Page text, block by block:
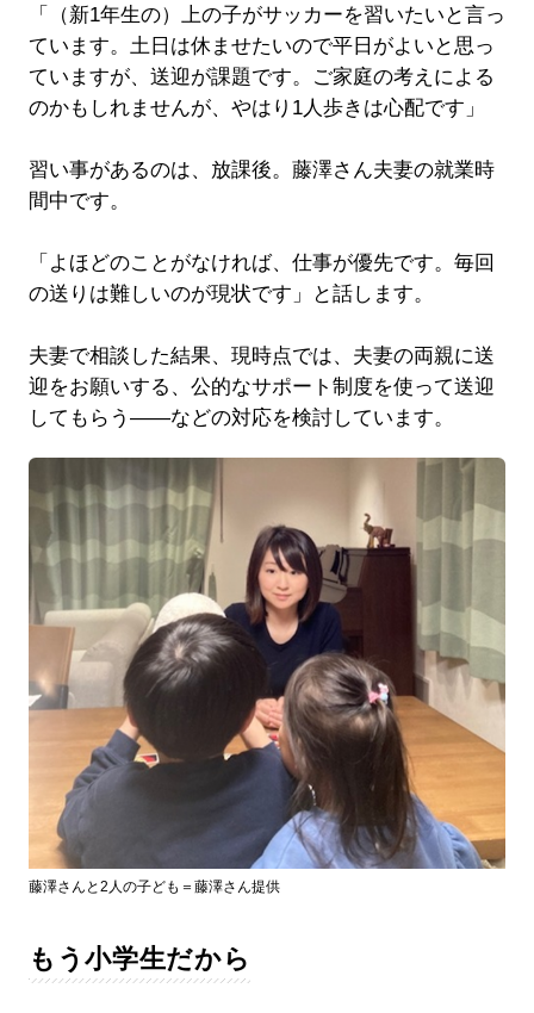
「（新1年生の）上の子がサッカーを習いたいと言っ
ています。土日は休ませたいので平日がよいと思っ
ていますが、送迎が課題です。ご家庭の考えによる
のかもしれませんが、やはり1人歩きは心配です」
習い事があるのは、放課後。藤澤さん夫妻の就業時
間中です。
「よほどのことがなければ、仕事が優先です。毎回
の送りは難しいのが現状です」と話します。
夫妻で相談した結果、現時点では、夫妻の両親に送
迎をお願いする、公的なサポート制度を使って送迎
してもらう――などの対応を検討しています。
藤澤さんと2人の子ども＝藤澤さん提供
もう小学生だから